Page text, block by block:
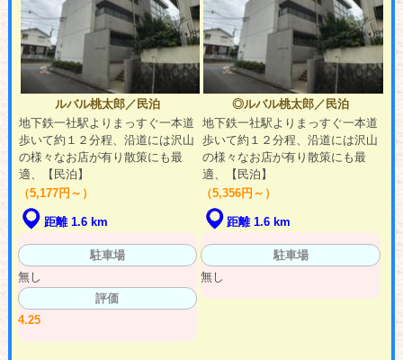
ルバル桃太郎／民泊
地下鉄一社駅よりまっすぐ一本道
歩いて約１２分程、沿道には沢山
の様々なお店が有り散策にも最
適、【民泊】
（5,177円～）
距離 1.6 km
駐車場
無し
評価
4.25
◎ルバル桃太郎／民泊
地下鉄一社駅よりまっすぐ一本道
歩いて約１２分程、沿道には沢山
の様々なお店が有り散策にも最
適、【民泊】
（5,356円～）
距離 1.6 km
駐車場
無し